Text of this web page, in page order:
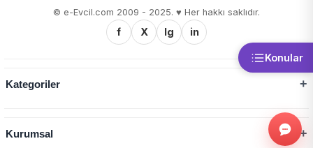
Konular
© e-Evcil.com 2009 - 2025. ♥️ Her hakkı saklıdır.
f X Ig in
Kategoriler
Kurumsal